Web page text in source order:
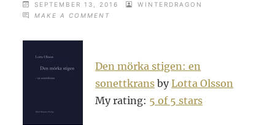
SEPTEMBER 13, 2016
WINTERDRAGON
MAKE A COMMENT
EN
SONETTKRANS
Den mörka stigen: en
sonettkrans byLotta Olsson
My rating: 5 of 5 stars